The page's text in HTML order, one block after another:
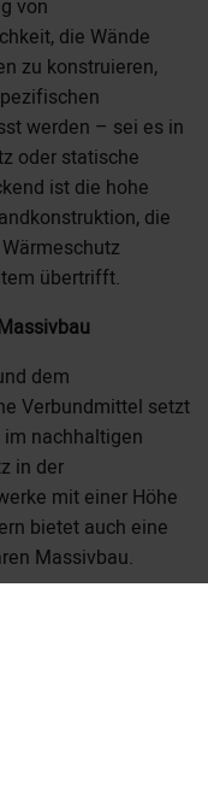
von
die Wände
zu konstruieren,
werden – sei es in
oder statische
ist die hohe
die
übertrifft.
dem
Verbundmittel setzt
nachhaltigen
in der
mit einer Höhe
bietet auch eine
Massivbau.